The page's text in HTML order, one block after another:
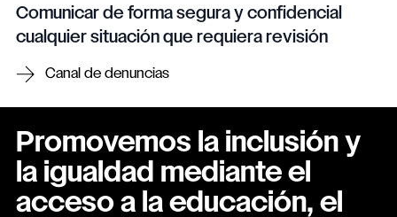
Comunicar de forma segura y confidencial
cualquier situación que requiera revisión
Canal de denuncias
Promovemos la inclusión y
la igualdad mediante el
acceso a la educación, el